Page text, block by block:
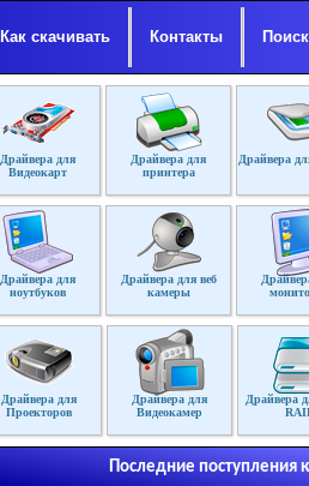
Как скачивать Контакты Поиск
Драйвера для
Видеокарт
Драйвера для
принтера
Драйвера
Драйвера для
ноутбуков
Драйвера для веб
камеры
Драйвера для
Проекторов
Драйвера для
Видеокамер
Драйвера
Последние поступления